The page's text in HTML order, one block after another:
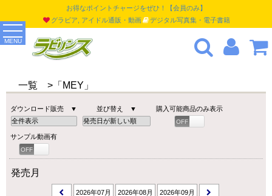
MENU
お得なポイントチャージをぜひ！【会員のみ】
グラビア, アイドル通販・動画
デジタル写真集・電子書籍
一覧 >「MEY」
ダウンロード販売 ▼ 並び替え ▼ 購入可能商品のみ表示
OFF
サンプル動画有
OFF
発売月
2026年07月 2026年08月 2026年09月